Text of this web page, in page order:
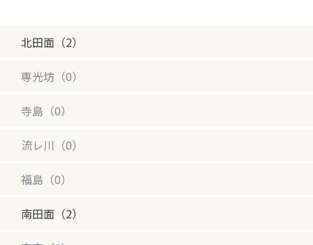
北田面（2）
専光坊（0）
寺島（0）
流レ川（0）
福島（0）
南田面（2）